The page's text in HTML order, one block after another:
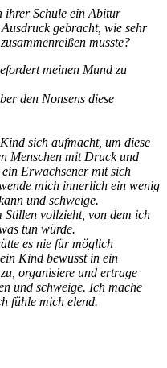
ihrer Schule ein Abitur
gebracht, wie sehr
musste?
meinen Mund zu
den Nonsens diese
sich aufmacht, um diese
Menschen mit Druck und
Erwachsener mit sich
mich innerlich ein wenig
und schweige.
Stillen vollzieht, von dem ich
tun würde.
es nie für möglich
Kind bewusst in ein
organisiere und ertrage
und schweige. Ich mache
fühle mich elend.